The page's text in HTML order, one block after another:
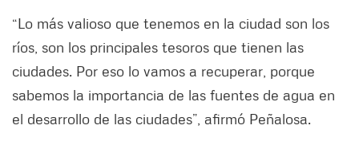
“Lo más valioso que tenemos en la ciudad son los
ríos, son los principales tesoros que tienen las
ciudades. Por eso lo vamos a recuperar, porque
sabemos la importancia de las fuentes de agua en
el desarrollo de las ciudades”, afirmó Peñalosa.